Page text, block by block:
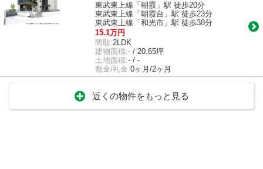
東武東上線「朝霞」駅 徒歩20分
東武東上線「朝霞台」駅 徒歩23分
東武東上線「和光市」駅 徒歩38分
15.1万円
間取:2LDK
建物面積:- / 20.65坪
土地面積:- / -
敷金/礼金:0ヶ月/2ヶ月
近くの物件をもっと見る